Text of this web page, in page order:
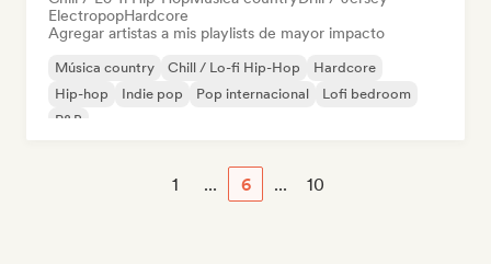
ElectropopHardcore
Agregar artistas a mis playlists de mayor impacto
Música country Chill / Lo-fi Hip-Hop
Hardcore
Hip-hop
Indie pop Pop internacional
Lofi bedroom
R&B
1 ... 6 ... 10